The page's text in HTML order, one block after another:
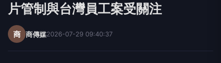
片管制與台灣員工案受關注
商 商傳媒2026-07-29 09:40:37